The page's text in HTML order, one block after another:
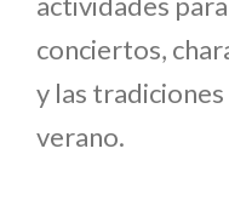
conciertos,
y las
verano.